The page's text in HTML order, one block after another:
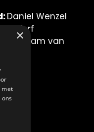
Daniel Wenzel
Werf
Mirjam van
×
met